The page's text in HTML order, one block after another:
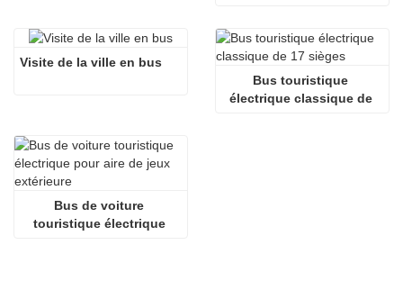
Visite de la ville en bus
Bus touristique
électrique classique de
Bus de voiture
touristique électrique